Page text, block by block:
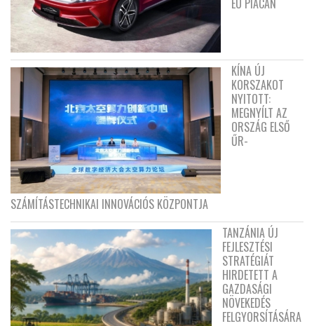
EU PIACÁN
KÍNA ÚJ
KORSZAKOT
NYITOTT:
MEGNYÍLT AZ
ORSZÁG ELSŐ
ŰR-
SZÁMÍTÁSTECHNIKAI INNOVÁCIÓS KÖZPONTJA
TANZÁNIA ÚJ
FEJLESZTÉSI
STRATÉGIÁT
HIRDETETT A
GAZDASÁGI
NÖVEKEDÉS
FELGYORSÍTÁSÁRA